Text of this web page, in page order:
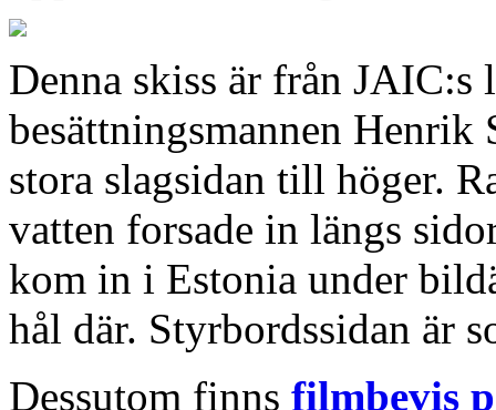
Denna skiss är från JAIC:s
besättningsmannen Henrik
stora slagsidan till höger.
vatten forsade in längs
kom in i Estonia under
hål där. Styrbordssidan är
Dessutom finns filmbevis